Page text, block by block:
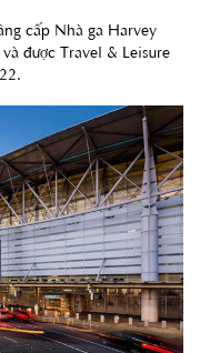
cấp Nhà ga Harvey
được Travel & Leisure